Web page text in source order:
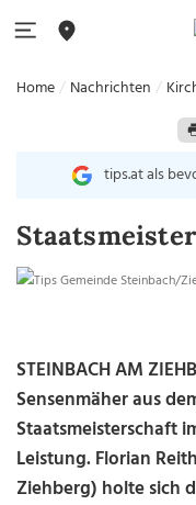
Home Nachrichten
tips.at als
STEINBACH AM
Sensenmäher aus
Staatsmeisterschaft
Leistung. Florian
Ziehberg) holte sich